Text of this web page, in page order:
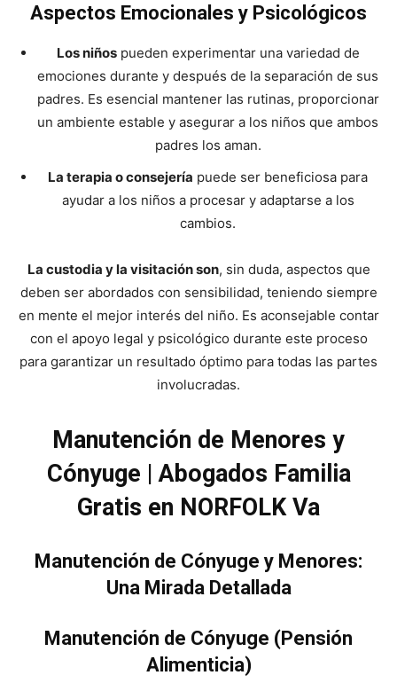
Aspectos Emocionales y Psicológicos
Los niñospueden experimentar una variedad de
emociones durante y después de la separación de sus
padres. Es esencial mantener las rutinas, proporcionar
un ambiente estable y asegurar a los niños que ambos
padres los aman.
La terapia o consejería puede ser beneficiosa para
ayudar a los niños a procesar y adaptarse a los
cambios.
La custodia y la visitación son, sin duda, aspectos que
deben ser abordados con sensibilidad, teniendo siempre
en mente el mejor interés del niño. Es aconsejable contar
con el apoyo legal y psicológico durante este proceso
para garantizar un resultado óptimo para todas las partes
involucradas.
Manutención de Menores y
Cónyuge | Abogados Familia
Gratis en NORFOLK Va
Manutención de Cónyuge y Menores:
Una Mirada Detallada
Manutención de Cónyuge (Pensión
Alimenticia)